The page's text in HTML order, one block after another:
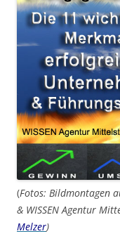
(Fotos: Bildmontagen
& WISSEN Agentur
Melzer)